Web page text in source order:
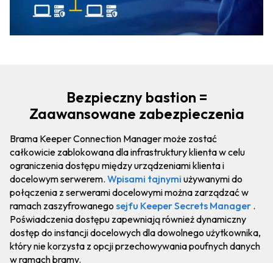
Bezpieczny bastion =
Zaawansowane zabezpieczenia
Brama Keeper Connection Manager może zostać
całkowicie zablokowana dla infrastruktury klienta w celu
ograniczenia dostępu między urządzeniami klienta i
docelowym serwerem. Wpisami tajnymi używanymi do
połączenia z serwerami docelowymi można zarządzać w
ramach zaszyfrowanego sejfu Keeper Secrets Manager .
Poświadczenia dostępu zapewniają również dynamiczny
dostęp do instancji docelowych dla dowolnego użytkownika,
który nie korzysta z opcji przechowywania poufnych danych
w ramach bramy.